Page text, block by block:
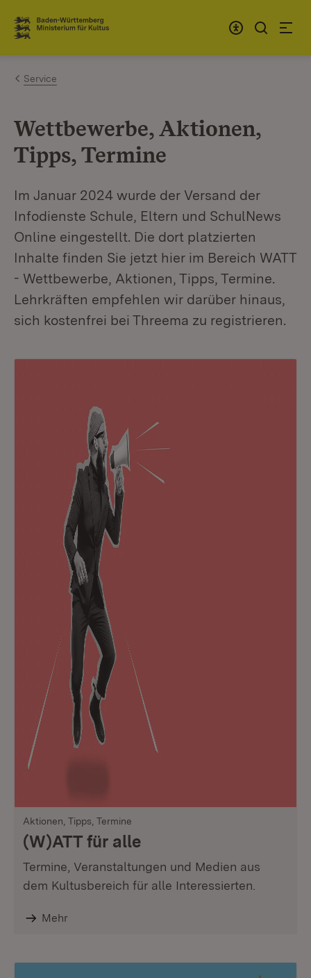
Zum Inhalt springen
Link zur Startseite
Service
Wettbewerbe, Aktionen,
Tipps, Termine
Im Januar 2024 wurde der Versand der
Infodienste Schule, Eltern und SchulNews
Online eingestellt. Die dort platzierten
Inhalte finden Sie jetzt hier im Bereich WATT
- Wettbewerbe, Aktionen, Tipps, Termine.
Lehrkräften empfehlen wir darüber hinaus,
sich kostenfrei bei Threema zu registrieren.
Aktionen, Tipps, Termine
(W)ATT für alle
Termine, Veranstaltungen und Medien aus
dem Kultusbereich für alle Interessierten.
Mehr